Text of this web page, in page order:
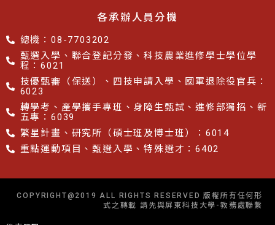
各承辦人員分機
總機：08-7703202
甄選入學、聯合登記分發、科技農業進修學士學位學
程：6021
技優甄審（保送）、四技申請入學、國軍退除役官兵：
6023
轉學考、產學攜手專班、身障生甄試、進修部獨招、新
五專：6039
繁星計畫、研究所（碩士班及博士班）：6014
重點運動項目、甄選入學、特殊選才：6402
COPYRIGHT@2019 ALL RIGHTS RESERVED 版權所有任何形
式之轉載 請先與屏東科技大學-教務處聯繫